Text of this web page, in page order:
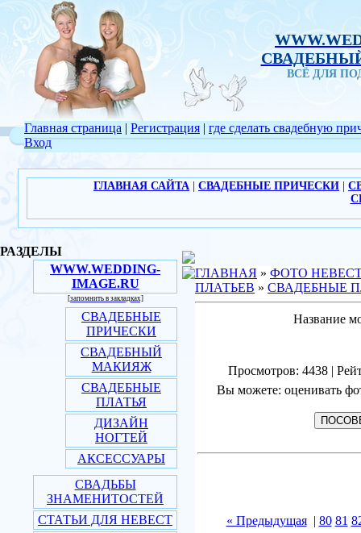
ВСЁ ДЛЯ
Главная страница | Регистрация |
Вход
где сделать свадебную
ГЛАВНАЯ САЙТА СВАДЕБНЫЕ ПРИЧЕСКИ
РАЗДЕЛЫ
WWW.WEDDING-
IMAGE.RU
[запомнить в закладках]
СВАДЕБНЫЕ
ПРИЧЕСКИ
СВАДЕБНЫЙ
МАКИЯЖ
СВАДЕБНЫЕ
ПЛАТЬЯ
ДИЗАЙН
НОГТЕЙ
АКСЕССУАРЫ
СВАДЬБЫ
ЗНАМЕНИТОСТЕЙ
СТАТЬИ ДЛЯ НЕВЕСТ
ГЛАВНАЯ » ФОТО
ПЛАТЬЕВ » СВАДЕБНЫЕ
Название
Просмотров: 4438 |
Вы можете: оценивать
« Предыдущая| 80 81